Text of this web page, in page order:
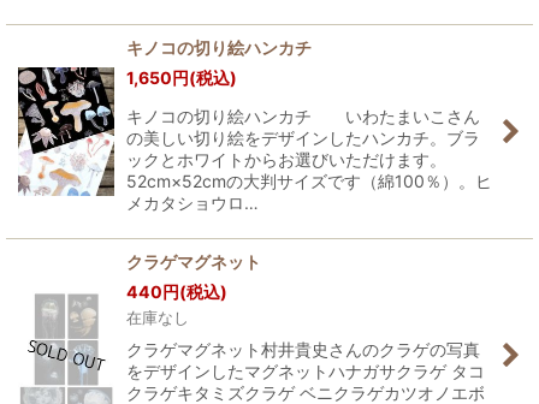
キノコの切り絵ハンカチ
1,650円(税込)
キノコの切り絵ハンカチ いわたまいこさん
の美しい切り絵をデザインしたハンカチ。ブラ
ックとホワイトからお選びいただけます。
52cm×52cmの大判サイズです（綿100％）。ヒ
メカタショウロ…
クラゲマグネット
440円(税込)
在庫なし
クラゲマグネット村井貴史さんのクラゲの写真
をデザインしたマグネットハナガサクラゲ タコ
クラゲキタミズクラゲ ベニクラゲカツオノエボ